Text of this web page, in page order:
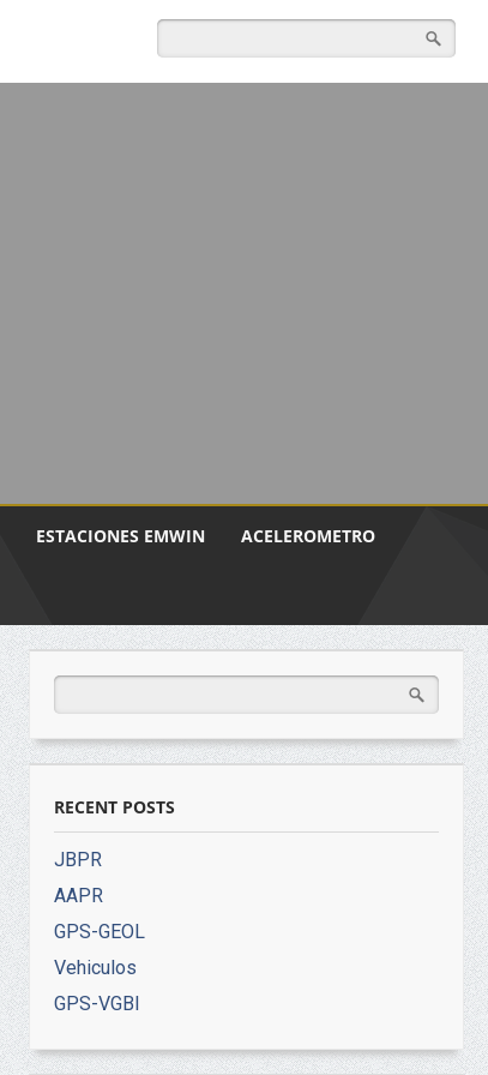
ESTACIONES EMWIN ACELEROMETRO
RECENT POSTS
JBPR
AAPR
GPS-GEOL
Vehiculos
GPS-VGBI